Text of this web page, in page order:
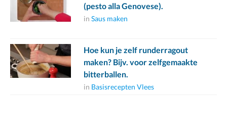
(pesto alla Genovese).
in Saus maken
Hoe kun je zelf runderragout
maken? Bijv. voor zelfgemaakte
bitterballen.
in Basisrecepten Vlees